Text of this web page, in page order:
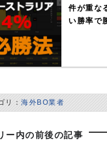
件が重な
い勝率で
リ：海外BO業者
ー内の前後の記事